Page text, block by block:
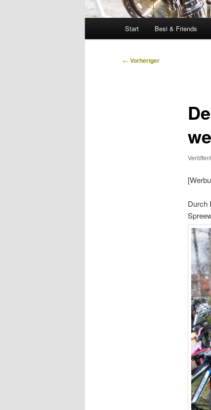
Start Besi & Friends
Beitragsnavigation
← Vorheriger
Durch